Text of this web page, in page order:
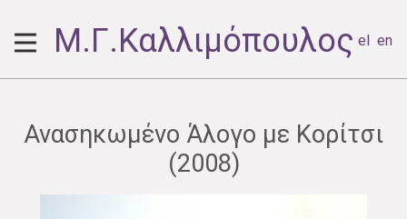
Μ.Γ.Καλλιμόπουλος el en
Ανασηκωμένο Άλογο με Κορίτσι
(2008)